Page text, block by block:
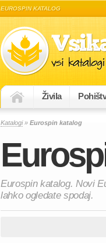
EUROSPIN KATALOG
Živila
Katalogi» Eurospin katalog
Eurospin katalog. Novi
lahko ogledate spodaj.